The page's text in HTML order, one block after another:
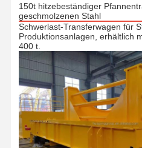
150t hitzebeständiger
geschmolzenen Stahl
Schwerlast-Transferwagen für
Produktionsanlagen, erhältlich
400 t.